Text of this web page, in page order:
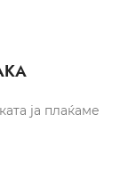
ја плаќаме